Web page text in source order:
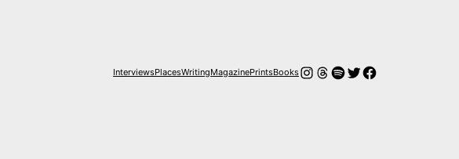
InterviewsPlacesWritingMagazinePrintsBooksInstagram
Hilos
Spotify
Twitter
Facebook